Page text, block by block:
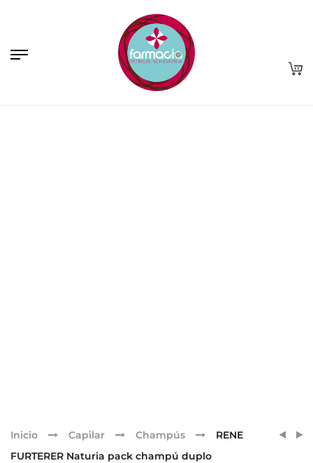
RENE
Inicio Capilar Champús
RENE
FURTERER Naturia pack champú duplo